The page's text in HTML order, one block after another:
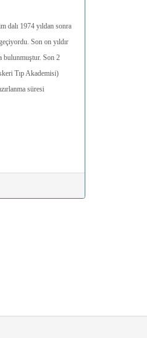
dalı 1974 yıldan sonra
Son on yıldır
bulunmuştur. Son 2
Tıp Akademisi)
süresi